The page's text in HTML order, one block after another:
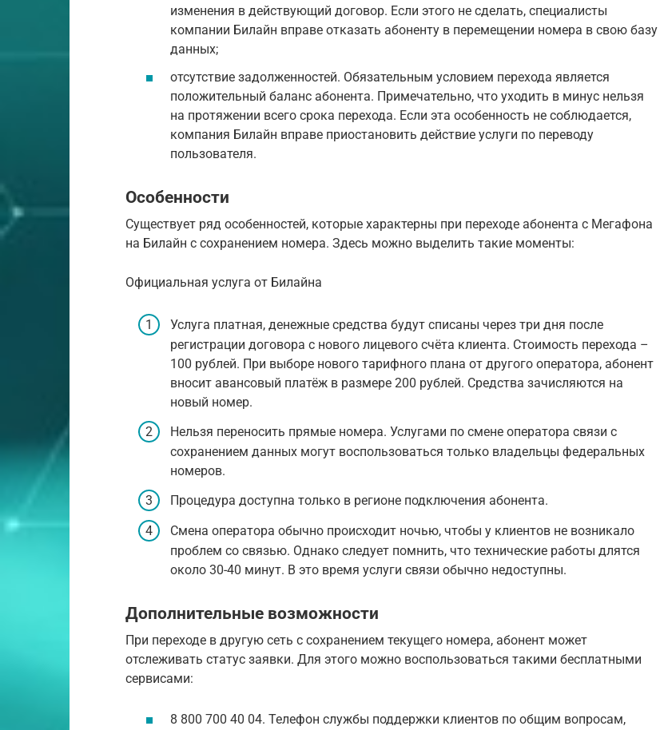
изменения в действующий договор. Если этого не сделать, специалисты
компании Билайн вправе отказать абоненту в перемещении номера в свою базу
данных;
отсутствие задолженностей. Обязательным условием перехода является
положительный баланс абонента. Примечательно, что уходить в минус нельзя
на протяжении всего срока перехода. Если эта особенность не соблюдается,
компания Билайн вправе приостановить действие услуги по переводу
пользователя.
Особенности
Существует ряд особенностей, которые характерны при переходе абонента с Мегафона
на Билайн с сохранением номера. Здесь можно выделить такие моменты:
Официальная услуга от Билайна
Услуга платная, денежные средства будут списаны через три дня после
регистрации договора с нового лицевого счёта клиента. Стоимость перехода –
100 рублей. При выборе нового тарифного плана от другого оператора, абонент
вносит авансовый платёж в размере 200 рублей. Средства зачисляются на
новый номер.
Нельзя переносить прямые номера. Услугами по смене оператора связи с
сохранением данных могут воспользоваться только владельцы федеральных
номеров.
Процедура доступна только в регионе подключения абонента.
Смена оператора обычно происходит ночью, чтобы у клиентов не возникало
проблем со связью. Однако следует помнить, что технические работы длятся
около 30-40 минут. В это время услуги связи обычно недоступны.
Дополнительные возможности
При переходе в другую сеть с сохранением текущего номера, абонент может
отслеживать статус заявки. Для этого можно воспользоваться такими бесплатными
сервисами:
8 800 700 40 04. Телефон службы поддержки клиентов по общим вопросам,